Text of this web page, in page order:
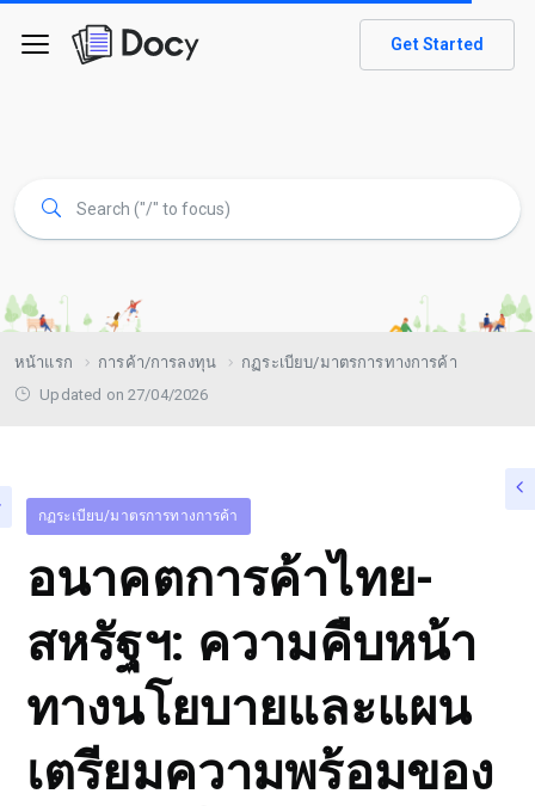
Get Started
หน้าแรก การค้า/การลงทุน
กฏระเบียบ/มาตรการทางการค้า
Updated on 27/04/2026
กฏระเบียบ/มาตรการทางการค้า
อนาคตการค้าไทย-
สหรัฐฯ: ความคืบหน้า
ทางนโยบายและแผน
เตรียมความพร้อมของ